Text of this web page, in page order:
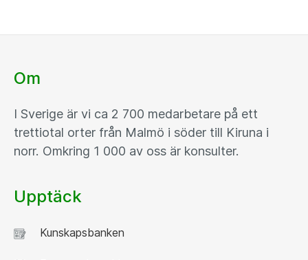
Om
I Sverige är vi ca 2 700 medarbetare på ett
trettiotal orter från Malmö i söder till Kiruna i
norr. Omkring 1 000 av oss är konsulter.
Upptäck
Kunskapsbanken